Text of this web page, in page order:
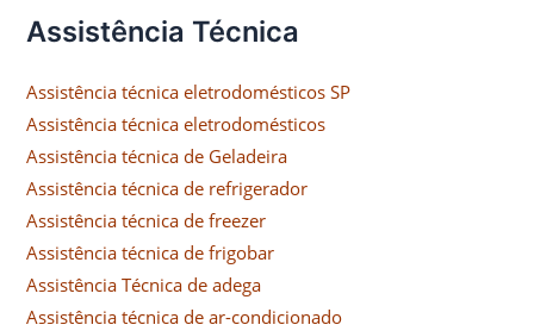
Assistência Técnica
Assistência técnica eletrodomésticos SP
Assistência técnica eletrodomésticos
Assistência técnica de Geladeira
Assistência técnica de refrigerador
Assistência técnica de freezer
Assistência técnica de frigobar
Assistência Técnica de adega
Assistência técnica de ar-condicionado